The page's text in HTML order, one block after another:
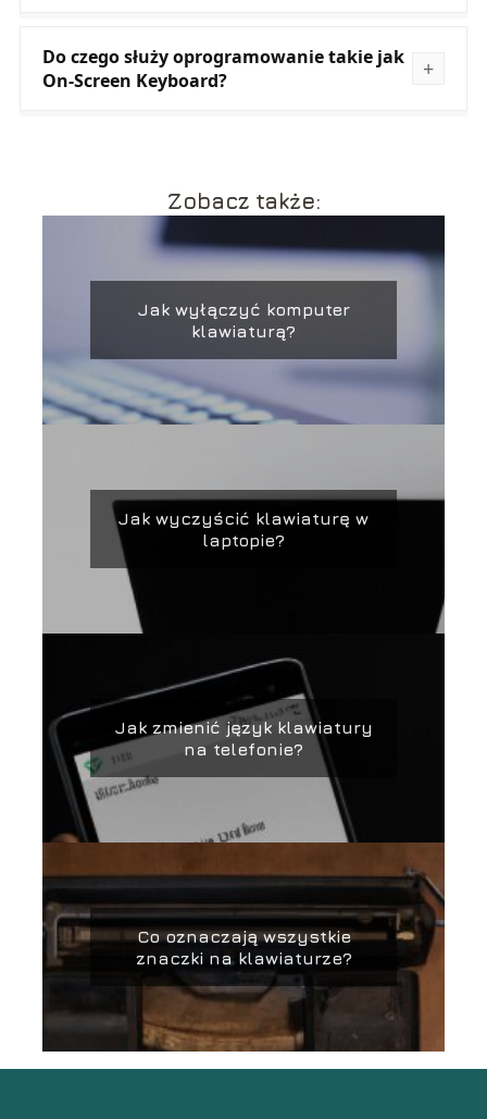
Do czego służy oprogramowanie takie jak
On-Screen Keyboard?
Zobacz także:
Jak wyłączyć komputer
klawiaturą?
Jak wyczyścić klawiaturę w
laptopie?
Jak zmienić język klawiatury
na telefonie?
Co oznaczają wszystkie
znaczki na klawiaturze?